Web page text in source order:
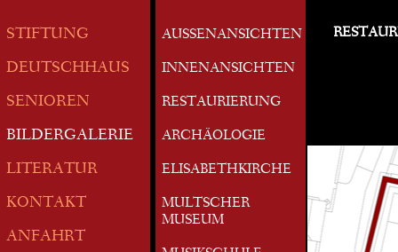
STIFTUNG
DEUTSCHHAUS
SENIOREN
BILDERGALERIE
LITERATUR
KONTAKT
ANFAHRT
AUSSENANSICHTEN
INNENANSICHTEN
RESTAURIERUNG
ARCHÄOLOGIE
ELISABETHKIRCHE
MULTSCHER
MUSEUM